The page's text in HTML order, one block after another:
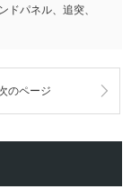
ドパネル、追突、
のページ